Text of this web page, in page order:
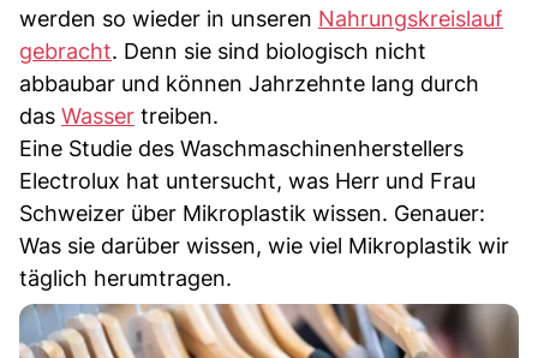
werden so wieder in unseren Nahrungskreislauf
gebracht. Denn sie sind biologisch nicht
abbaubar und können Jahrzehnte lang durch
das Wasser treiben.
Eine Studie des Waschmaschinenherstellers
Electrolux hat untersucht, was Herr und Frau
Schweizer über Mikroplastik wissen. Genauer:
Was sie darüber wissen, wie viel Mikroplastik wir
täglich herumtragen.